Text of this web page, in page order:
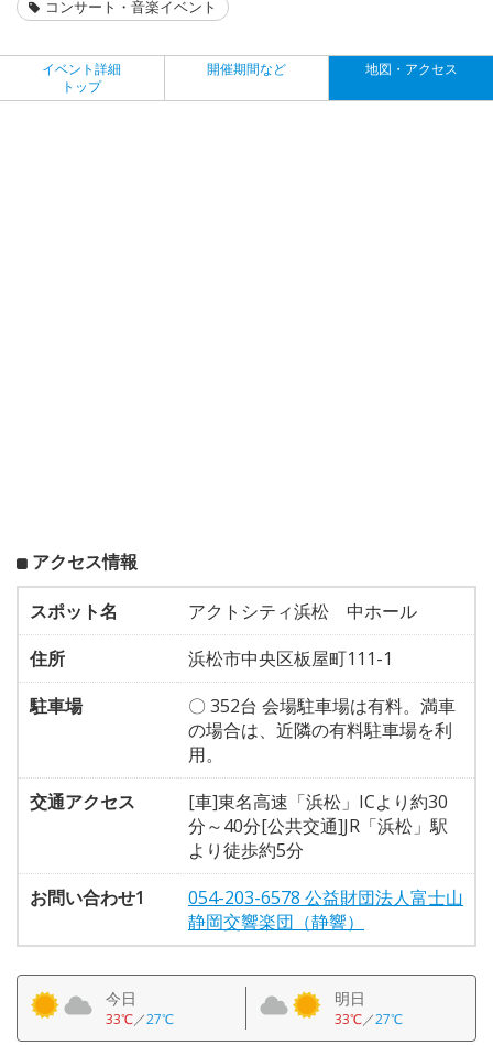
コンサート・音楽イベント
イベント詳細
トップ
開催期間など 地図・アクセス
アクセス情報
スポット名
アクトシティ浜松 中ホール
住所
浜松市中央区板屋町111-1
駐車場
〇 352台 会場駐車場は有料。満車
の場合は、近隣の有料駐車場を利
用。
交通アクセス
[車]東名高速「浜松」ICより約30
分～40分[公共交通]JR「浜松」駅
より徒歩約5分
お問い合わせ1
054-203-6578 公益財団法人富士山
静岡交響楽団（静響）
今日
33℃／27℃
明日
33℃／27℃